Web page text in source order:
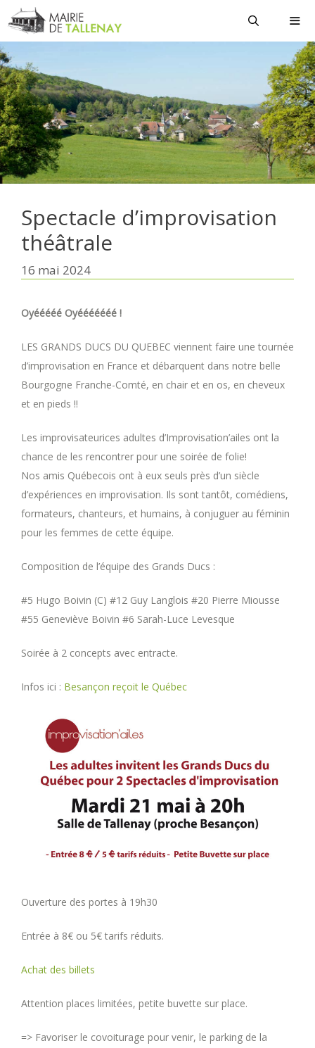
Aller
au
contenu
Spectacle d’improvisation
théâtrale
16 mai 2024
Oyééééé Oyééééééé !
LES GRANDS DUCS DU QUEBEC viennent faire une tournée
d’improvisation en France et débarquent dans notre belle
Bourgogne Franche-Comté, en chair et en os, en cheveux
et en pieds !!
Les improvisateurices adultes d’Improvisation’ailes ont la
chance de les rencontrer pour une soirée de folie!
Nos amis Québecois ont à eux seuls près d’un siècle
d’expériences en improvisation. Ils sont tantôt, comédiens,
formateurs, chanteurs, et humains, à conjuguer au féminin
pour les femmes de cette équipe.
Composition de l’équipe des Grands Ducs :
#5 Hugo Boivin (C) #12 Guy Langlois #20 Pierre Miousse
#55 Geneviève Boivin #6 Sarah-Luce Levesque
Soirée à 2 concepts avec entracte.
Infos ici : Besançon reçoit le Québec
Ouverture des portes à 19h30
Entrée à 8€ ou 5€ tarifs réduits.
Achat des billets
Attention places limitées, petite buvette sur place.
=> Favoriser le covoiturage pour venir, le parking de la